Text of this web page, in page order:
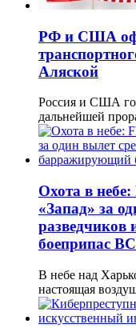
РФ и США
Аляской
Россия и США
дальнейшей
Охота в
«Запад» за
боеприпас
В небе над
настоящая